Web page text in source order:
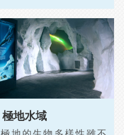
極地水域